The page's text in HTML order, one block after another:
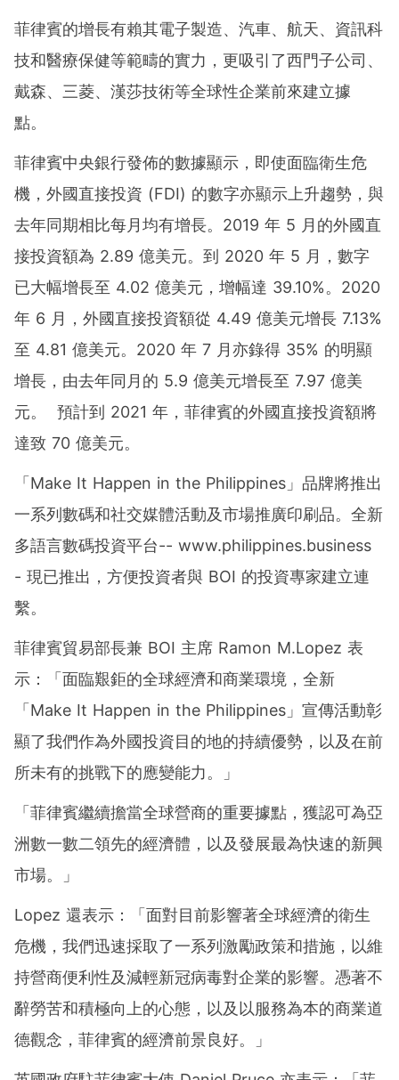
菲律賓的增長有賴其電子製造、汽車、航天、資訊科
技和醫療保健等範疇的實力，更吸引了西門子公司、
戴森、三菱、漢莎技術等全球性企業前來建立據
點。
菲律賓中央銀行發佈的數據顯示，即使面臨衛生危
機，外國直接投資 (FDI) 的數字亦顯示上升趨勢，與
去年同期相比每月均有增長。2019 年 5 月的外國直
接投資額為 2.89 億美元。到 2020 年 5 月，數字
已大幅增長至 4.02 億美元，增幅達 39.10%。2020
年 6 月，外國直接投資額從 4.49 億美元增長 7.13%
至 4.81 億美元。2020 年 7 月亦錄得 35% 的明顯
增長，由去年同月的 5.9 億美元增長至 7.97 億美
元。 預計到 2021 年，菲律賓的外國直接投資額將
達致 70 億美元。
「Make It Happen in the Philippines」品牌將推出
一系列數碼和社交媒體活動及市場推廣印刷品。全新
多語言數碼投資平台-- www.philippines.business
- 現已推出，方便投資者與 BOI 的投資專家建立連
繫。
菲律賓貿易部長兼 BOI 主席 Ramon M.Lopez 表
示：「面臨艱鉅的全球經濟和商業環境，全新
「Make It Happen in the Philippines」宣傳活動彰
顯了我們作為外國投資目的地的持續優勢，以及在前
所未有的挑戰下的應變能力。」
「菲律賓繼續擔當全球營商的重要據點，獲認可為亞
洲數一數二領先的經濟體，以及發展最為快速的新興
市場。」
Lopez 還表示：「面對目前影響著全球經濟的衛生
危機，我們迅速採取了一系列激勵政策和措施，以維
持營商便利性及減輕新冠病毒對企業的影響。憑著不
辭勞苦和積極向上的心態，以及以服務為本的商業道
德觀念，菲律賓的經濟前景良好。」